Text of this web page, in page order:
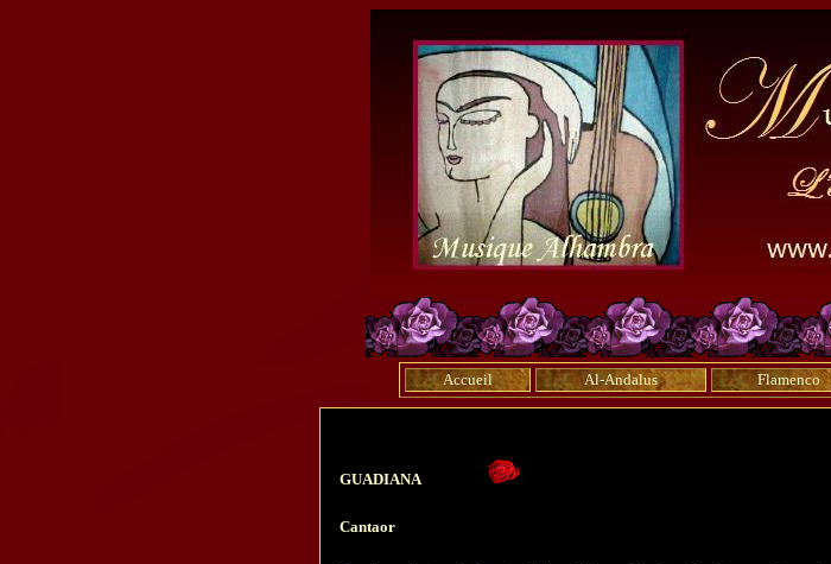
Accueil Al-Andalus Flamenco
GUADIANA
Cantaor